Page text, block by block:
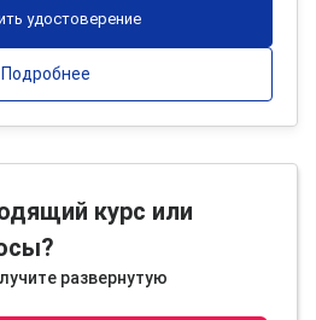
удостоверение
Подробнее
курс или
развернутую